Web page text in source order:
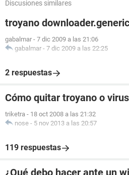
Discusiones similares
troyano
gabalmar - 7 dic 2009 a las 21:06
gabalmar - 7 dic 2009 a las 22:25
2 respuestas
Cómo quitar troyano o virus
triketra - 18 oct 2008 a las 21:32
nose - 5 nov 2013 a las 20:57
119 respuestas
¿Qué debo hacer ante un